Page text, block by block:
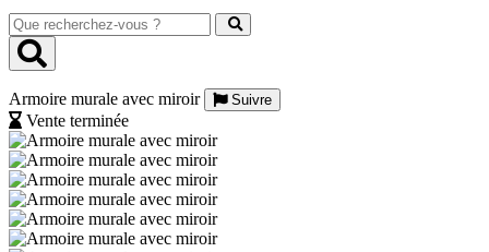
Que
recherchez-
vous
Armoire murale avec miroir
Suivre
Vente terminée